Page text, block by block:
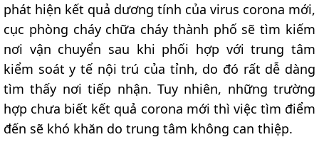
phát hiện kết quả dương tính của virus corona mới,
cục phòng cháy chữa cháy thành phố sẽ tìm kiếm
nơi vận chuyển sau khi phối hợp với trung tâm
kiểm soát y tế nội trú của tỉnh, do đó rất dễ dàng
tìm thấy nơi tiếp nhận. Tuy nhiên, những trường
hợp chưa biết kết quả corona mới thì việc tìm điểm
đến sẽ khó khăn do trung tâm không can thiệp.